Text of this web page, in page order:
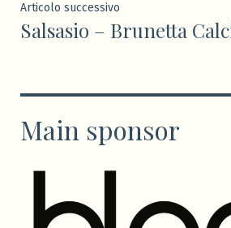
Articolo successivo
successivo:
Salsasio – Brunetta
Main sponsor